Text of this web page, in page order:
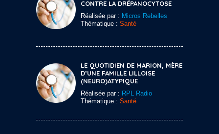
CONTRE LA DRÉPANOCYTOSE
Réalisée par : Micros Rebelles
Thématique : Santé
LE QUOTIDIEN DE MARION, MÈRE
D’UNE FAMILLE LILLOISE
(NEURO)ATYPIQUE
Réalisée par : RPL Radio
Thématique : Santé